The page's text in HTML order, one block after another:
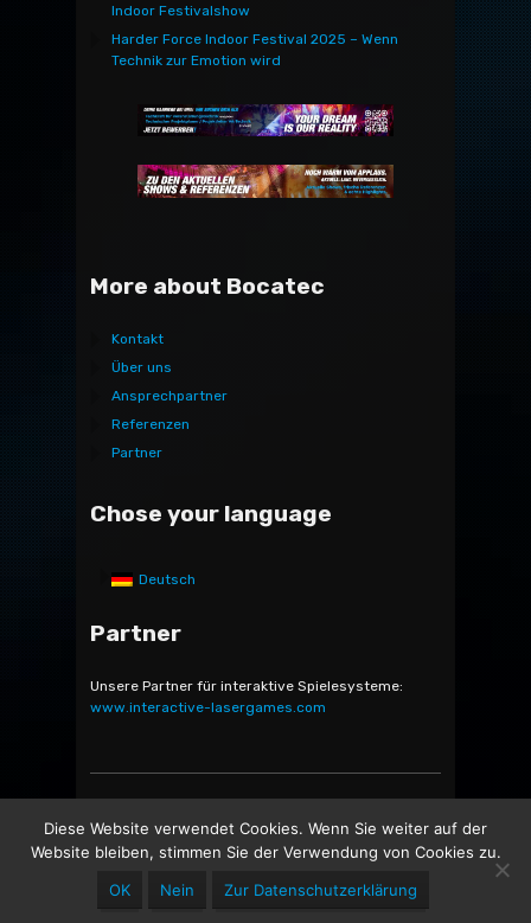
Indoor Festivalshow
Harder Force Indoor Festival 2025 – Wenn
Technik zur Emotion wird
More about Bocatec
Kontakt
Über uns
Ansprechpartner
Referenzen
Partner
Chose your language
Deutsch
Partner
Unsere Partner für interaktive Spielesysteme:
www.interactive-lasergames.com
21244 Buchholz in der Nordheide -
Diese Website verwendet Cookies. Wenn Sie weiter auf der
Website bleiben, stimmen Sie der Verwendung von Cookies zu.
OK
Nein Zur Datenschutzerklärung